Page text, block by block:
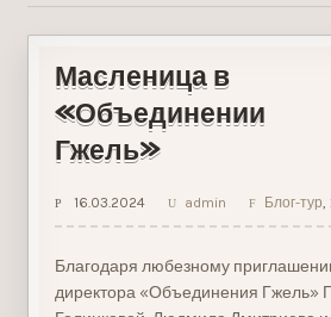
Масленица в
«Объединении
Гжель»
16.03.2024 admin Блог-тур,
Благодаря любезному
директора «Объединения Гжель»